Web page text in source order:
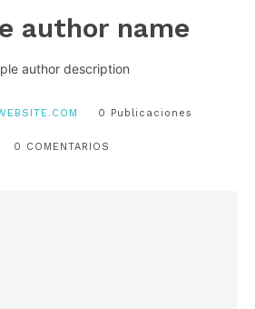
author name
author description
0 Publicaciones
0 COMENTARIOS